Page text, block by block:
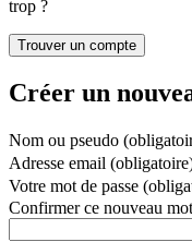
trop ?
Créer un
Nom ou pseudo
Adresse email
Votre mot de passe
Confirmer ce nouveau